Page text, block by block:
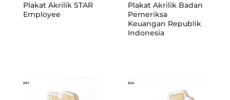
Plakat Akrilik STAR
Employee
Plakat Akrilik Badan
Pemeriksa
Keuangan Republik
Indonesia